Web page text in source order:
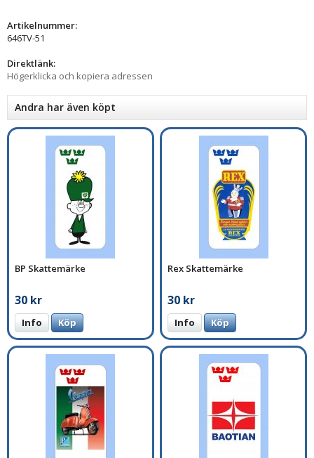
Artikelnummer:
646TV-51
Direktlänk:
Högerklicka och kopiera adressen
Andra har även köpt
BP Skattemärke
30 kr
Info Köp
Rex Skattemärke
30 kr
Info Köp